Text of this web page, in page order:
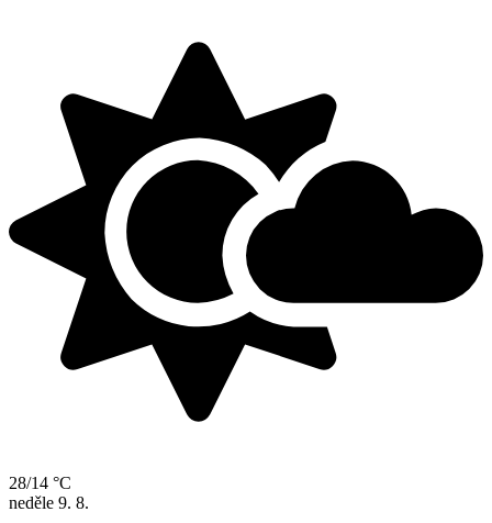
28/14 °C
neděle 9. 8.